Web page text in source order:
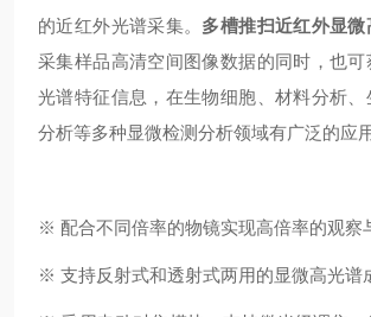
的近红外光谱采集。 多槽推扫近红外显
采集样品高清空间图像数据的同时，也
光谱特征信息，在生物细胞、材料分析、
分析等多种显微检测分析领域有广泛的应
※ 配合不同倍率的物镜实现高倍率的观察
※ 支持反射式和透射式两用的显微高光谱